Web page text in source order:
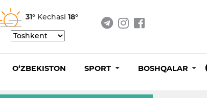
31° Kechasi 18°
O‘ZBEKISTON SPORT BOSHQALAR